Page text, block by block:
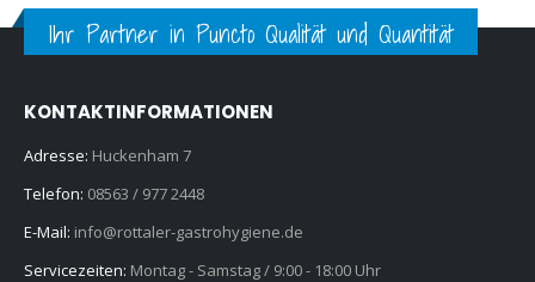
Ihr Partner in Puncto Qualität und Quantität
KONTAKTINFORMATIONEN
Adresse: Huckenham 7
Telefon: 08563 / 977 2448
E-Mail: info@rottaler-gastrohygiene.de
Servicezeiten: Montag - Samstag / 9:00 - 18:00 Uhr